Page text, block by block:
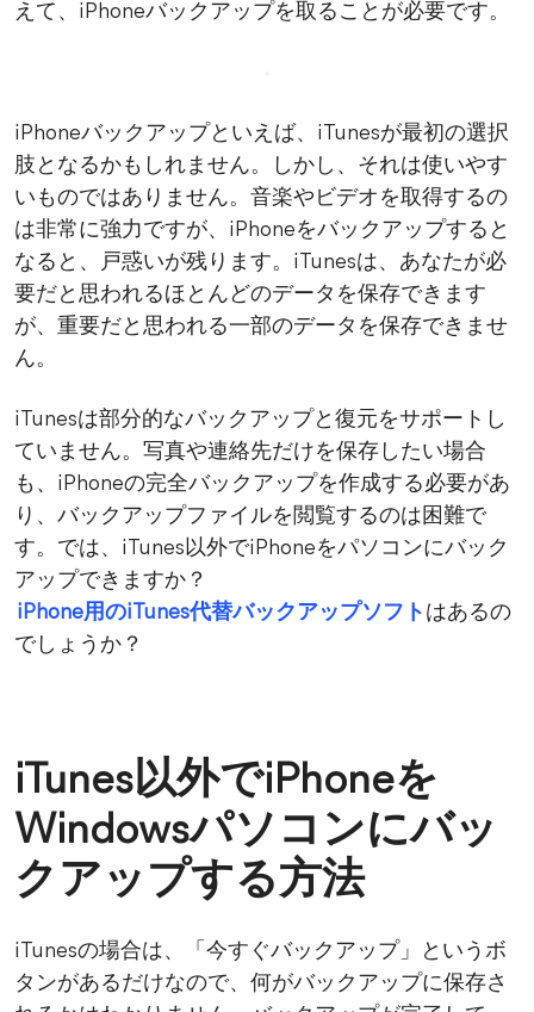
えて、iPhoneバックアップを取ることが必要です。
iPhoneバックアップといえば、iTunesが最初の選択
肢となるかもしれません。しかし、それは使いやす
いものではありません。音楽やビデオを取得するの
は非常に強力ですが、iPhoneをバックアップすると
なると、戸惑いが残ります。iTunesは、あなたが必
要だと思われるほとんどのデータを保存できます
が、重要だと思われる一部のデータを保存できませ
ん。
iTunesは部分的なバックアップと復元をサポートし
ていません。写真や連絡先だけを保存したい場合
も、iPhoneの完全バックアップを作成する必要があ
り、バックアップファイルを閲覧するのは困難で
す。では、iTunes以外でiPhoneをパソコンにバック
アップできますか？
iPhone用のiTunes代替バックアップソフト はあるの
でしょうか？
iTunes以外でiPhoneを
Windowsパソコンにバッ
クアップする方法
iTunesの場合は、「今すぐバックアップ」というボ
タンがあるだけなので、何がバックアップに保存さ